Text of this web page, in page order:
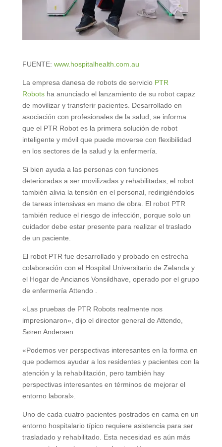
FUENTE: www.hospitalhealth.com.au
La empresa danesa de robots de servicio PTR
Robotsha anunciado el lanzamiento de su robot capaz
de movilizar y transferir pacientes. Desarrollado en
asociación con profesionales de la salud, se informa
que el PTR Robot es la primera solución de robot
inteligente y móvil que puede moverse con flexibilidad
en los sectores de la salud y la enfermería.
Si bien ayuda a las personas con funciones
deterioradas a ser movilizadas y rehabilitadas, el robot
también alivia la tensión en el personal, redirigiéndolos
de tareas intensivas en mano de obra. El robot PTR
también reduce el riesgo de infección, porque solo un
cuidador debe estar presente para realizar el traslado
de un paciente.
El robot PTR fue desarrollado y probado en estrecha
colaboración con el Hospital Universitario de Zelanda y
el Hogar de Ancianos Vonsildhave, operado por el grupo
de enfermería Attendo .
«Las pruebas de PTR Robots realmente nos
impresionaron», dijo el director general de Attendo,
Søren Andersen.
«Podemos ver perspectivas interesantes en la forma en
que podemos ayudar a los residentes y pacientes con la
atención y la rehabilitación, pero también hay
perspectivas interesantes en términos de mejorar el
entorno laboral».
Uno de cada cuatro pacientes postrados en cama en un
entorno hospitalario típico requiere asistencia para ser
trasladado y rehabilitado. Esta necesidad es aún más